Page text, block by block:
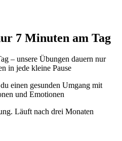
7 Minuten am Tag
– unsere Übungen dauern nur
in jede kleine Pause
einen gesunden Umgang mit
und Emotionen
Läuft nach drei Monaten